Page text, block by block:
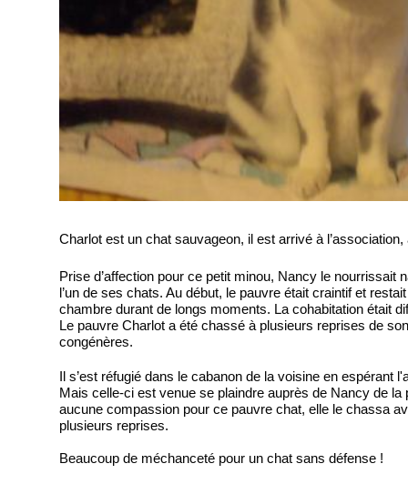
Charlot est un chat sauvageon, il est arrivé à l’association,
Prise d’affection pour ce petit minou, Nancy le nourrissait
l’un de ses chats. Au début, le pauvre était craintif et
chambre durant de longs moments. La cohabitation était
Le pauvre Charlot a été chassé à plusieurs reprises de
congénères.
Il s’est réfugié dans le cabanon de la voisine en espérant
Mais celle-ci est venue se plaindre auprès de Nancy de
aucune compassion pour ce pauvre chat, elle le chassa
plusieurs reprises.
Beaucoup de méchanceté pour un chat sans défense !